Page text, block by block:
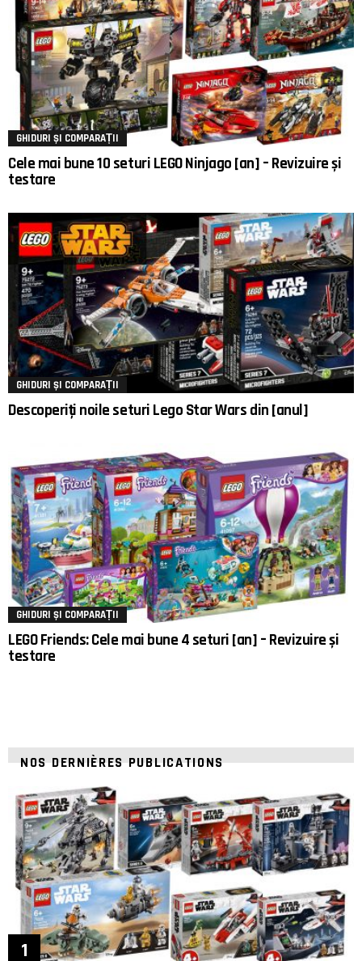
GHIDURI ȘI COMPARAȚII
Cele mai bune 10 seturi LEGO Ninjago [an] – Revizuire și
testare
GHIDURI ȘI COMPARAȚII
Descoperiți noile seturi Lego Star Wars din [anul]
GHIDURI ȘI COMPARAȚII
LEGO Friends: Cele mai bune 4 seturi [an] – Revizuire și
testare
NOS DERNIÈRES PUBLICATIONS